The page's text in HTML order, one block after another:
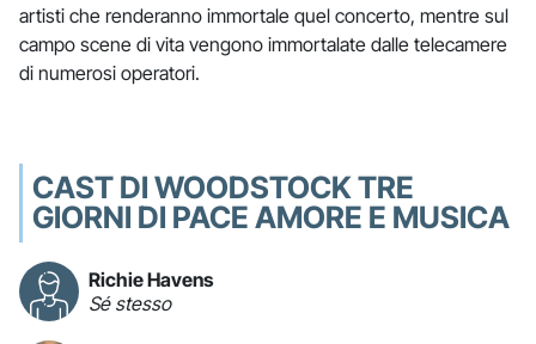
artisti che renderanno immortale quel concerto, mentre sul
campo scene di vita vengono immortalate dalle telecamere
di numerosi operatori.
CAST DI WOODSTOCK TRE
GIORNI DI PACE AMORE E MUSICA
Richie Havens
Sé stesso